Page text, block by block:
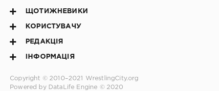
ЩОТИЖНЕВИКИ
КОРИСТУВАЧУ
РЕДАКЦІЯ
ІНФОРМАЦІЯ
Copyright © 2010–2021
WrestlingCity.org
Powered by DataLife Engine © 2020